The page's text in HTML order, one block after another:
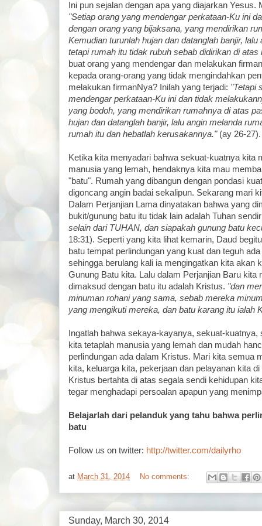
Ini pun sejalan dengan apa yang diajarkan Yesus.
"Setiap orang yang mendengar perkataan-Ku ini
dengan orang yang bijaksana, yang mendirikan
Kemudian turunlah hujan dan datanglah banjir,
tetapi rumah itu tidak rubuh sebab didirikan di atas
buat orang yang mendengar dan melakukan
kepada orang-orang yang tidak mengindahkan
melakukan firmanNya? Inilah yang terjadi: "Tetapi
mendengar perkataan-Ku ini dan tidak
yang bodoh, yang mendirikan rumahnya di atas
hujan dan datanglah banjir, lalu angin melanda
rumah itu dan hebatlah kerusakannya."(ay 26-27).
Ketika kita menyadari bahwa sekuat-kuatnya kita
manusia yang lemah, hendaknya kita mau
"batu". Rumah yang dibangun dengan pondasi
digoncang angin badai sekalipun. Sekarang mari
Dalam Perjanjian Lama dinyatakan bahwa yang
bukit/gunung batu itu tidak lain adalah Tuhan
selain dari TUHAN, dan siapakah gunung batu
18:31). Seperti yang kita lihat kemarin, Daud
batu tempat perlindungan yang kuat dan teguh
sehingga berulang kali ia mengingatkan kita akan
Gunung Batu kita. Lalu dalam Perjanjian Baru kita
dimaksud dengan batu itu adalah Kristus. "dan
minuman rohani yang sama, sebab mereka
yang mengikuti mereka, dan batu karang itu ialah
Ingatlah bahwa sekaya-kayanya, sekuat-
kita tetaplah manusia yang lemah dan mudah
perlindungan ada dalam Kristus. Mari kita semua
kita, keluarga kita, pekerjaan dan pelayanan kita
Kristus bertahta di atas segala sendi kehidupan
tegar menghadapi persoalan apapun yang
Belajarlah dari pelanduk yang tahu bahwa
batu
Follow us on twitter: http://twitter.com/dailyrho
at March 31, 2014 No comments:
Sunday, March 30, 2014